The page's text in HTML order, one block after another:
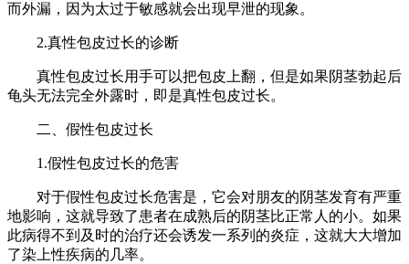
而外漏，因为太过于敏感就会出现早泄的现象。
2.真性包皮过长的诊断
真性包皮过长用手可以把包皮上翻，但是如果阴茎勃起后
龟头无法完全外露时，即是真性包皮过长。
二、假性包皮过长
1.假性包皮过长的危害
对于假性包皮过长危害是，它会对朋友的阴茎发育有严重
地影响，这就导致了患者在成熟后的阴茎比正常人的小。如果
此病得不到及时的治疗还会诱发一系列的炎症，这就大大增加
了染上性疾病的几率。